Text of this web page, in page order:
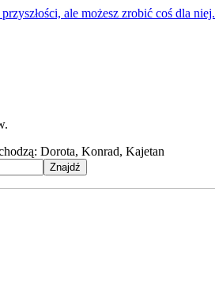
ale możesz zrobić coś dla niej.
Dorota, Konrad, Kajetan